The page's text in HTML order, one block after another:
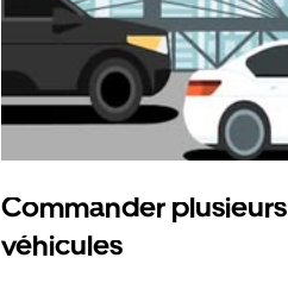
Commander plusieurs
véhicules